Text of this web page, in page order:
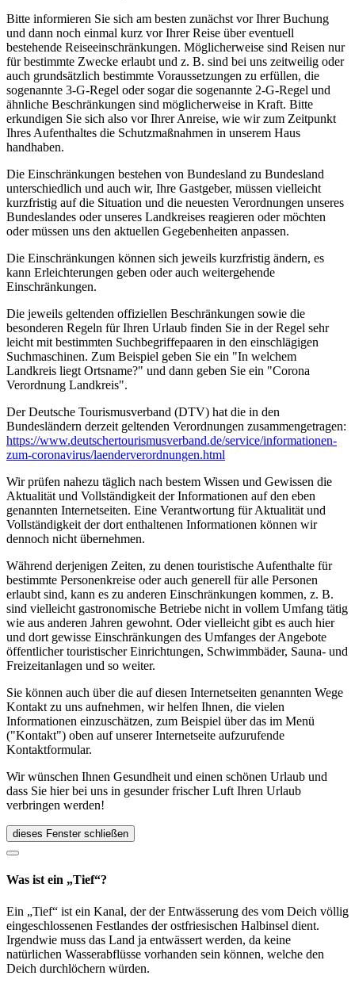
Bitte informieren Sie sich am besten zunächst vor Ihrer Buchung
und dann noch einmal kurz vor Ihrer Reise über eventuell
bestehende Reiseeinschränkungen. Möglicherweise sind Reisen nur
für bestimmte Zwecke erlaubt und z. B. sind bei uns zeitweilig oder
auch grundsätzlich bestimmte Voraussetzungen zu erfüllen, die
sogenannte 3-G-Regel oder sogar die sogenannte 2-G-Regel und
ähnliche Beschränkungen sind möglicherweise in Kraft. Bitte
erkundigen Sie sich also vor Ihrer Anreise, wie wir zum Zeitpunkt
Ihres Aufenthaltes die Schutzmaßnahmen in unserem Haus
handhaben.
Die Einschränkungen bestehen von Bundesland zu Bundesland
unterschiedlich und auch wir, Ihre Gastgeber, müssen vielleicht
kurzfristig auf die Situation und die neuesten Verordnungen unseres
Bundeslandes oder unseres Landkreises reagieren oder möchten
oder müssen uns den aktuellen Gegebenheiten anpassen.
Die Einschränkungen können sich jeweils kurzfristig ändern, es
kann Erleichterungen geben oder auch weitergehende
Einschränkungen.
Die jeweils geltenden offiziellen Beschränkungen sowie die
besonderen Regeln für Ihren Urlaub finden Sie in der Regel sehr
leicht mit bestimmten Suchbegriffepaaren in den einschlägigen
Suchmaschinen. Zum Beispiel geben Sie ein "In welchem
Landkreis liegt Ortsname?" und dann geben Sie ein "Corona
Verordnung Landkreis".
Der Deutsche Tourismusverband (DTV) hat die in den
Bundesländern derzeit geltenden Verordnungen zusammengetragen:
https://www.deutscher­tourismusverband.de/­service/­informationen-
zum-coronavirus/­laenderverordnungen.html
Wir prüfen nahezu täglich nach bestem Wissen und Gewissen die
Aktualität und Vollständigkeit der Informationen auf den eben
genannten Internetseiten. Eine Verantwortung für Aktualität und
Vollständigkeit der dort enthaltenen Informationen können wir
dennoch nicht übernehmen.
Während derjenigen Zeiten, zu denen touristische Aufenthalte für
bestimmte Personenkreise oder auch generell für alle Personen
erlaubt sind, kann es zu anderen Einschränkungen kommen, z. B.
sind vielleicht gastronomische Betriebe nicht in vollem Umfang tätig
wie aus anderen Jahren gewohnt. Oder vielleicht gibt es auch hier
und dort gewisse Einschränkungen des Umfanges der Angebote
öffentlicher touristischer Einrichtungen, Schwimmbäder, Sauna- und
Freizeitanlagen und so weiter.
Sie können auch über die auf diesen Internetseiten genannten Wege
Kontakt zu uns aufnehmen, wir helfen Ihnen, die vielen
Informationen einzuschätzen, zum Beispiel über das im Menü
("Kontakt") oben auf unserer Internetseite aufzurufende
Kontaktformular.
Wir wünschen Ihnen Gesundheit und einen schönen Urlaub und
dass Sie hier bei uns in gesunder frischer Luft Ihren Urlaub
verbringen werden!
dieses Fenster schließen
Was ist ein „Tief“?
Ein „Tief“ ist ein Kanal, der der Entwässerung des vom Deich völlig
eingeschlossenen Festlandes der ostfriesischen Halbinsel dient.
Irgendwie muss das Land ja entwässert werden, da keine
natürlichen Wasserabflüsse vorhanden sein können, welche den
Deich durchlöchern würden.